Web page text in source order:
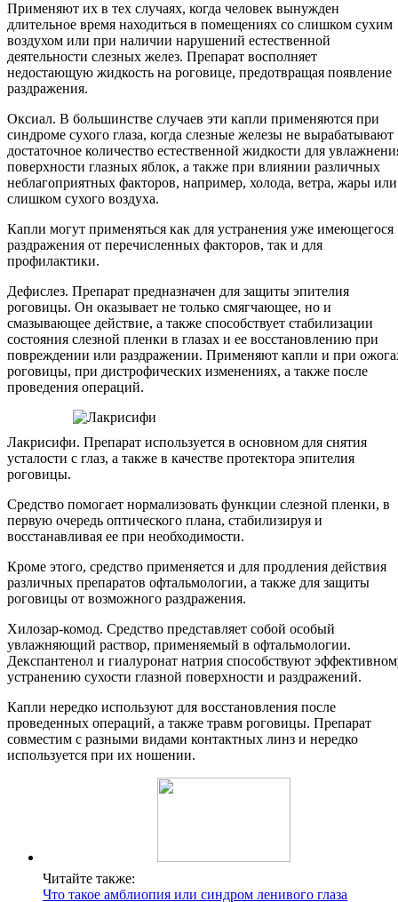
Применяют их в тех случаях, когда человек вынужден
длительное время находиться в помещениях со слишком сухим
воздухом или при наличии нарушений естественной
деятельности слезных желез. Препарат восполняет
недостающую жидкость на роговице, предотвращая появление
раздражения.
Оксиал. В большинстве случаев эти капли применяются при
синдроме сухого глаза, когда слезные железы не вырабатывают
достаточное количество естественной жидкости для
поверхности глазных яблок, а также при влиянии различных
неблагоприятных факторов, например, холода, ветра, жары или
слишком сухого воздуха.
Капли могут применяться как для устранения уже имеющегося
раздражения от перечисленных факторов, так и для
профилактики.
Дефислез. Препарат предназначен для защиты эпителия
роговицы. Он оказывает не только смягчающее, но и
смазывающее действие, а также способствует стабилизации
состояния слезной пленки в глазах и ее восстановлению при
повреждении или раздражении. Применяют капли и при
роговицы, при дистрофических изменениях, а также после
проведения операций.
Лакрисифи. Препарат используется в основном для снятия
усталости с глаз, а также в качестве протектора эпителия
роговицы.
Средство помогает нормализовать функции слезной пленки, в
первую очередь оптического плана, стабилизируя и
восстанавливая ее при необходимости.
Кроме этого, средство применяется и для продления действия
различных препаратов офтальмологии, а также для защиты
роговицы от возможного раздражения.
Хилозар-комод. Средство представляет собой особый
увлажняющий раствор, применяемый в офтальмологии.
Декспантенол и гиалуронат натрия способствуют
устранению сухости глазной поверхности и раздражений.
Капли нередко используют для восстановления после
проведенных операций, а также травм роговицы. Препарат
совместим с разными видами контактных линз и нередко
используется при их ношении.
Читайте также:
Что такое амблиопия или синдром ленивого глаза